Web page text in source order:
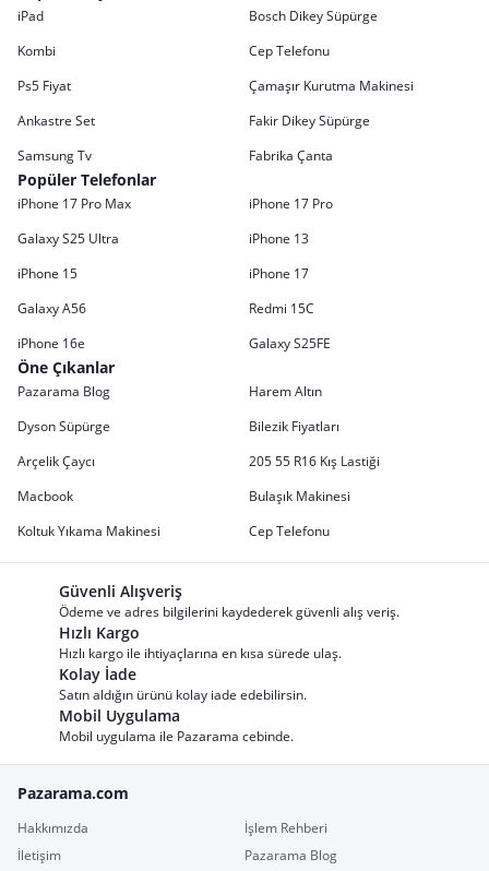
iPad
Bosch Dikey Süpürge
Kombi
Cep Telefonu
Ps5 Fiyat
Çamaşır Kurutma Makinesi
Ankastre Set
Fakir Dikey Süpürge
Samsung Tv
Fabrika Çanta
Popüler Telefonlar
iPhone 17 Pro Max
iPhone 17 Pro
Galaxy S25 Ultra
iPhone 13
iPhone 15
iPhone 17
Galaxy A56
Redmi 15C
iPhone 16e
Galaxy S25FE
Öne Çıkanlar
Pazarama Blog
Harem Altın
Dyson Süpürge
Bilezik Fiyatları
Arçelik Çaycı
205 55 R16 Kış Lastiği
Macbook
Bulaşık Makinesi
Koltuk Yıkama Makinesi
Cep Telefonu
Güvenli Alışveriş
Ödeme ve adres bilgilerini kaydederek güvenli alış veriş.
Hızlı Kargo
Hızlı kargo ile ihtiyaçlarına en kısa sürede ulaş.
Kolay İade
Satın aldığın ürünü kolay iade edebilirsin.
Mobil Uygulama
Mobil uygulama ile Pazarama cebinde.
Pazarama.com
Hakkımızda
İşlem Rehberi
İletişim
Pazarama Blog